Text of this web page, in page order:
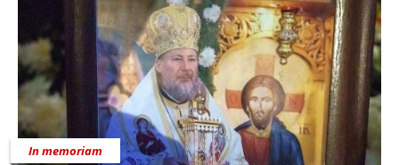
In memoriam